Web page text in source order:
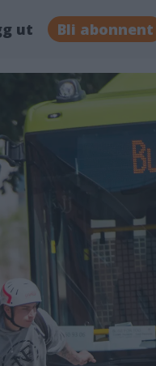
ut Bli abonnent